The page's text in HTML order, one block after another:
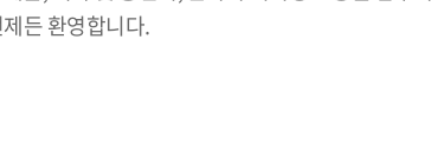
든 환영합니다.